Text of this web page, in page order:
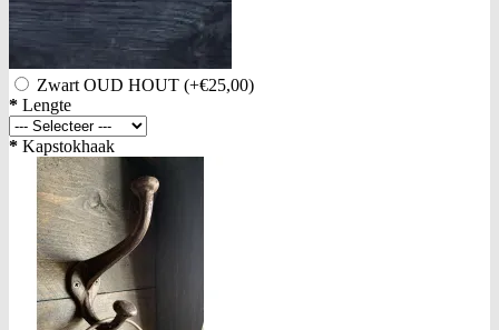
Zwart OUD HOUT (+€25,00)
* Lengte
* Kapstokhaak